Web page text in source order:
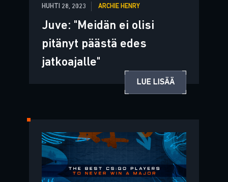
HUHTI 28, 2023 ARCHIE HENRY
Juve: "Meidän ei olisi
pitänyt päästä edes
jatkoajalle"
LUE LISÄÄ